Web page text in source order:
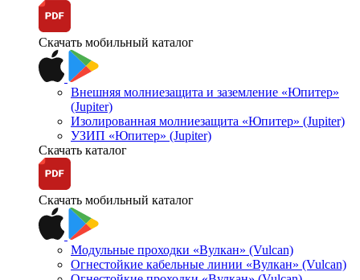
Скачать мобильный каталог
Внешняя молниезащита и заземление «Юпитер»
(Jupiter)
Изолированная молниезащита «Юпитер» (Jupiter)
УЗИП «Юпитер» (Jupiter)
Скачать каталог
Скачать мобильный каталог
Модульные проходки «Вулкан» (Vulcan)
Огнестойкие кабельные линии «Вулкан» (Vulcan)